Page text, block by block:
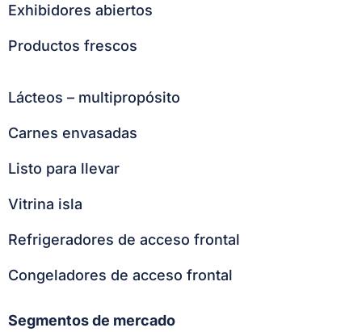
Exhibidores abiertos
Productos frescos
Lácteos – multipropósito
Carnes envasadas
Listo para llevar
Vitrina isla
Refrigeradores de acceso frontal
Congeladores de acceso frontal
Segmentos de mercado